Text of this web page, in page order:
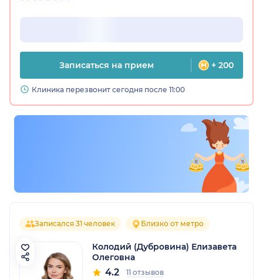
Записаться на прием + 200
Клиника перезвонит сегодня после 11:00
Записался 31 человек Близко от метро
Колодий (Дубровина) Елизавета
Олеговна
4.2 11 отзывов